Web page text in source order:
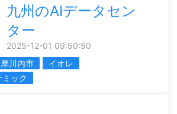
九州のAIデータセン
ター
2025-12-01 09:50:50
川内市
イオレ
ック